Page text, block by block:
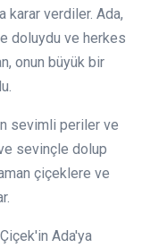
verdiler. Ada,
doluydu ve herkes
onun büyük bir
sevimli periler ve
sevinçle dolup
çiçeklere ve
Ada'ya